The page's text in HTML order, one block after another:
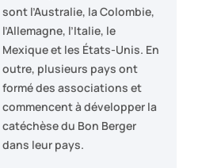
sont l’Australie, la Colombie,
l’Allemagne, l’Italie, le
Mexique et les États-Unis. En
outre, plusieurs pays ont
formé des associations et
commencent à développer la
catéchèse du Bon Berger
dans leur pays.